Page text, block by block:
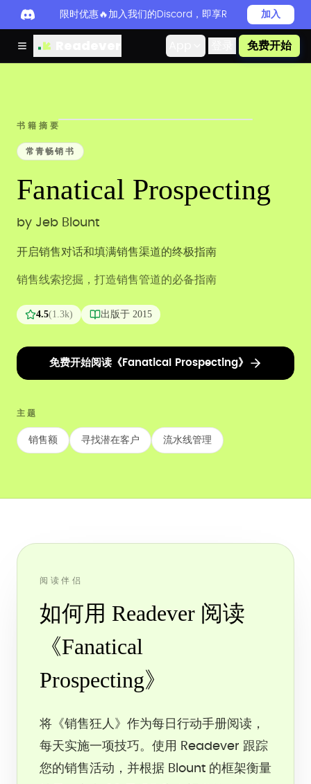
限时优惠🔥加入我们的Discord，即享Readever PRO五折
加入
免费开始
书籍摘要
常青畅销书
Fanatical Prospecting
by Jeb Blount
开启销售对话和填满销售渠道的终极指南
销售线索挖掘，打造销售管道的必备指南
4.5(1.3k) 出版于 2015
免费开始阅读《Fanatical Prospecting》
主题
销售额 寻找潜在客户 流水线管理
阅读伴侣
如何用 Readever 阅读
《Fanatical
Prospecting》
将《销售狂人》作为每日行动手册阅读，
每天实施一项技巧。使用 Readever 跟踪
您的销售活动，并根据 Blount 的框架衡量